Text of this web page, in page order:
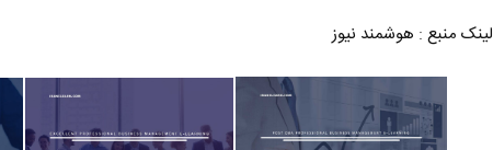
لینک منبع : هوشمند نیوز